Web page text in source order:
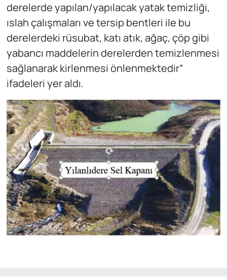
derelerde yapılan/yapılacak yatak temizliği,
ıslah çalışmaları ve tersip bentleri ile bu
derelerdeki rüsubat, katı atık, ağaç, çöp gibi
yabancı maddelerin derelerden temizlenmesi
sağlanarak kirlenmesi önlenmektedir”
ifadeleri yer aldı.